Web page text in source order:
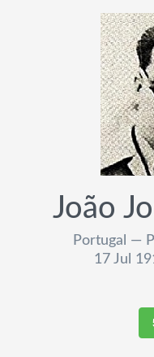
João
Portugal —
17 Jul